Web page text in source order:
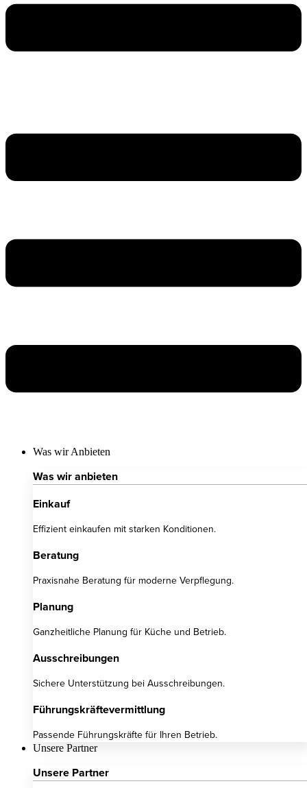
Was wir Anbieten
Was wir anbieten
Einkauf
Effizient einkaufen mit starken Konditionen.
Beratung
Praxisnahe Beratung für moderne Verpflegung.
Planung
Ganzheitliche Planung für Küche und Betrieb.
Ausschreibungen
Sichere Unterstützung bei Ausschreibungen.
Führungskräftevermittlung
Passende Führungskräfte für Ihren Betrieb.
Unsere Partner
Unsere Partner